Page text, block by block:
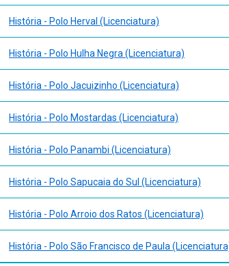
História - Polo Herval (Licenciatura)
História - Polo Hulha Negra (Licenciatura)
História - Polo Jacuizinho (Licenciatura)
História - Polo Mostardas (Licenciatura)
História - Polo Panambi (Licenciatura)
História - Polo Sapucaia do Sul (Licenciatura)
História - Polo Arroio dos Ratos (Licenciatura)
História - Polo São Francisco de Paula